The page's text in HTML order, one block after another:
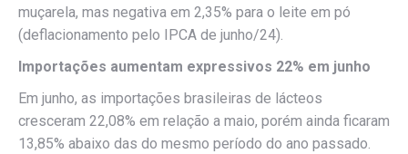
muçarela, mas negativa em 2,35% para o leite em pó
(deflacionamento pelo IPCA de junho/24).
Importações aumentam expressivos 22% em junho
Em junho, as importações brasileiras de lácteos
cresceram 22,08% em relação a maio, porém ainda ficaram
13,85% abaixo das do mesmo período do ano passado.